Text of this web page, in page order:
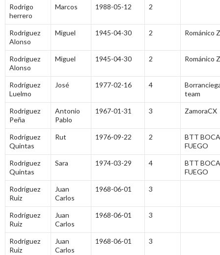
Rodrigo
herrero
Marcos 1988-05-12 2
Rodriguez
Alonso
Miguel 1945-04-30 2 Románico
Rodriguez
Alonso
Miguel 1945-04-30 2 Románico
Rodríguez
Luelmo
José 1977-02-16 4
team
Rodriguez
Peña
Antonio
Pablo
1967-01-31 3 ZamoraCX
Rodríguez
Quintas
Rut 1976-09-22 2
BTT
FUEGO
Rodriguez
Quintas
Sara 1974-03-29 4
BTT
FUEGO
Rodríguez
Ruiz
Juan
Carlos
1968-06-01 3
Rodríguez
Ruiz
Juan
Carlos
1968-06-01 3
Rodríguez
Ruiz
Juan
Carlos
1968-06-01 3